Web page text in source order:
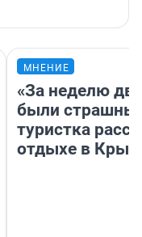
МНЕНИЕ
«За неделю
были
туристка
отдыхе в